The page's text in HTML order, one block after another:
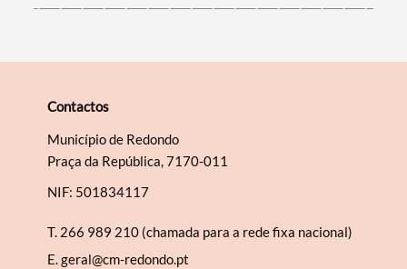
Contactos
Município de Redondo
Praça da República, 7170-011
NIF: 501834117
T. 266 989 210 (chamada para a rede fixa nacional)
E.geral@cm-redondo.pt